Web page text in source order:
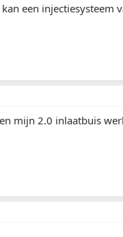
een injectiesysteem
mijn 2.0 inlaatbuis